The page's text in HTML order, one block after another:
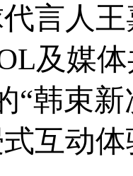
言人
及媒
“韩束
互动